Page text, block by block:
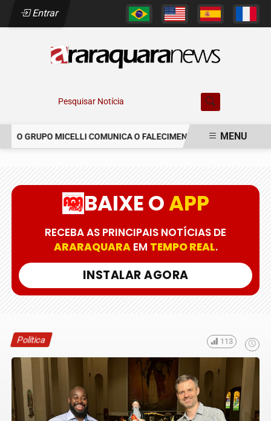
Entrar
Pesquisar Notícia
O GRUPO MICELLI COMUNICA O FALECIMENTO DO SR. MARCELO
MENU
BAIXE OAPP
RECEBA AS PRINCIPAIS NOTÍCIAS DE
ARARAQUARAEM TEMPO REAL.
INSTALAR AGORA
Política 113